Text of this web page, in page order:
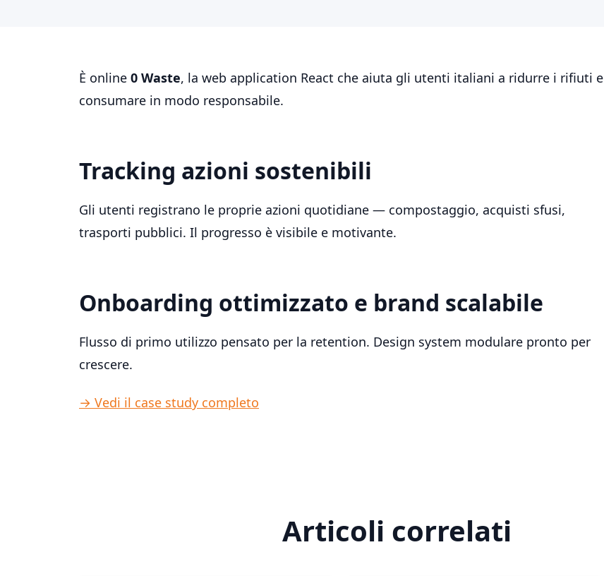
È online 0 Waste, la web application React che aiuta gli utenti italiani a ridurre i rifiuti e
consumare in modo responsabile.
Tracking azioni sostenibili
Gli utenti registrano le proprie azioni quotidiane — compostaggio, acquisti sfusi,
trasporti pubblici. Il progresso è visibile e motivante.
Onboarding ottimizzato e brand scalabile
Flusso di primo utilizzo pensato per la retention. Design system modulare pronto per
crescere.
→ Vedi il case study completo
Articoli correlati